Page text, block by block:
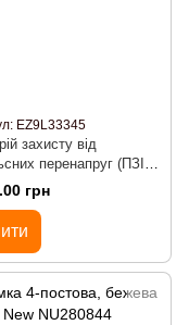
EZ9L33345
захисту від
перенапруг (ПЗІП)
20кА
грн